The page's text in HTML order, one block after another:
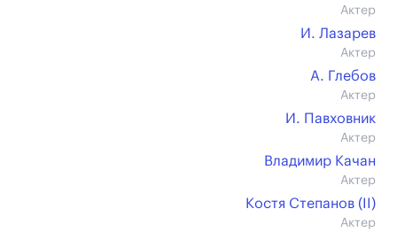
Актер
И. Лазарев
Актер
А. Глебов
Актер
И. Павховник
Актер
Владимир Качан
Актер
Костя Степанов (II)
Актер